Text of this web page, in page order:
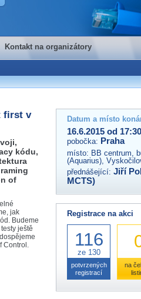
organizátory
na organizátory této akce,
na e-mailu:
Kontakt na organizátory
first v
kódu,
of
jak
Budeme
ještě
Control.
Datum a místo
16.6.2015 od
pobočka: Praha
místo: BB centrum,
(Aquarius),
přednášející: Jiří
MCTS)
Registrace na akci
116
ze 130
potvrzených
registrací
na